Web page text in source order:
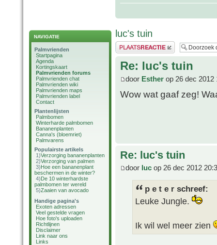
NAVIGATIE
Palmvrienden
Startpagina
Agenda
Kortingskaart
Palmvrienden forums
Palmvrienden chat
Palmvrienden wiki
Palmvrienden maps
Palmvrienden label
Contact
Plantenlijsten
Palmbomen
Winterharde palmbomen
Bananenplanten
Canna's (bloemriet)
Palmvarens
Populairste artikels
1)Verzorging bananenplanten
2)Verzorging van palmen
3)Hoe een bananenplant
beschermen in de winter?
4)De 10 winterhardste
palmbomen ter wereld
5)Zaaien van avocado
Handige pagina's
Exoten adressen
Veel gestelde vragen
Hoe foto's uploaden
Richtlijnen
Disclaimer
Link naar ons
Links
luc's tuin
Plaats een reactie
Re: luc's tuin
door Esther op 26 dec 2012
Wow wat gaaf zeg!
Re: luc's tuin
door luc op 26 dec 2012
p e t e r schreef:
Leuke Jungle.
Ik wil wel meer zien